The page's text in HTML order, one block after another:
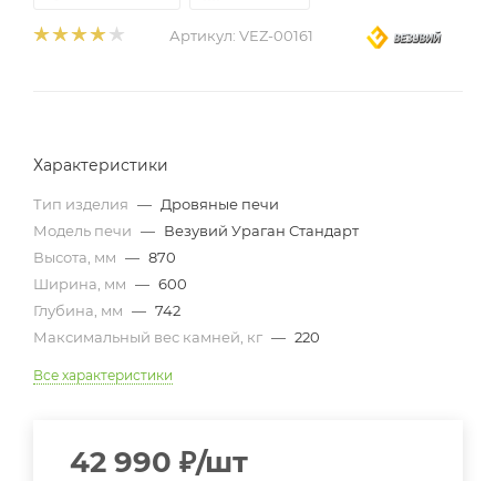
Артикул: VEZ-00161
Характеристики
Тип изделия — Дровяные печи
Модель печи — Везувий Ураган Стандарт
Высота, мм — 870
Ширина, мм — 600
Глубина, мм — 742
Максимальный вес камней, кг — 220
Все характеристики
42 990 ₽/шт